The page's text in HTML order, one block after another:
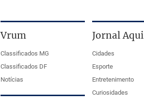
Vrum
Classificados MG
Classificados DF
Notícias
Jornal Aqui
Cidades
Esporte
Entretenimento
Curiosidades